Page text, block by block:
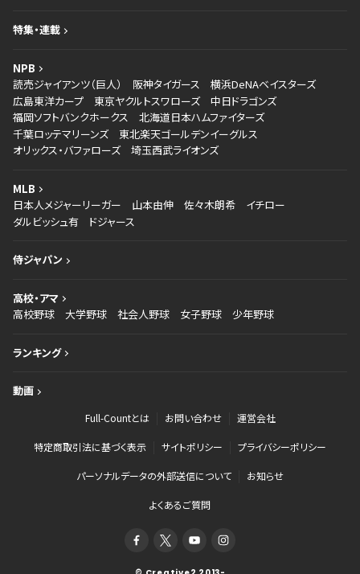
特集・連載
NPB
読売ジャイアンツ（巨人）
阪神タイガース
横浜DeNAベイスターズ
広島東洋カープ
東京ヤクルトスワローズ
中日ドラゴンズ
福岡ソフトバンクホークス
北海道日本ハムファイターズ
千葉ロッテマリーンズ
東北楽天ゴールデンイーグルス
オリックス・バファローズ
埼玉西武ライオンズ
MLB
日本人メジャーリーガー
山本由伸 佐々木朗希
イチロー
ダルビッシュ有
ドジャース
侍ジャパン
高校・アマ
高校野球
大学野球 社会人野球 女子野球 少年野球
ランキング
動画
Full-Countとは お問い合わせ 運営会社
特定商取引法に基づく表示 サイトポリシー プライバシーポリシー
パーソナルデータの外部送信について お知らせ
よくあるご質問